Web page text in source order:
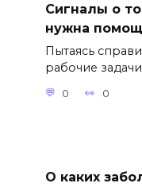
Сигналы о
нужна
Пытаясь
рабочие задачи
0 0
О каких